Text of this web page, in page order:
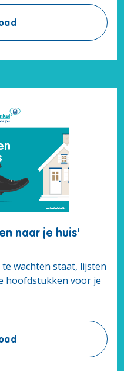
Ebook '7
naar je huis'
wachten staat, lijsten
hoofdstukken voor je
Ebook 'In 12 stappen